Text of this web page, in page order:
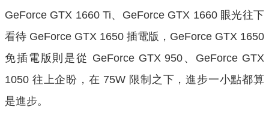
GeForce GTX 1660 Ti、GeForce GTX 1660 眼光往下
看待 GeForce GTX 1650 插電版，GeForce GTX 1650
免插電版則是從 GeForce GTX 950、GeForce GTX
1050 往上企盼，在 75W 限制之下，進步一小點都算
是進步。